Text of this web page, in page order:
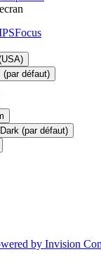
(par défaut)
(par défaut)
by Invision